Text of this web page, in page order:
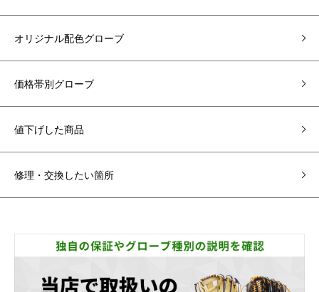
オリジナル配色グローブ
価格帯別グローブ
値下げした商品
修理・交換したい箇所